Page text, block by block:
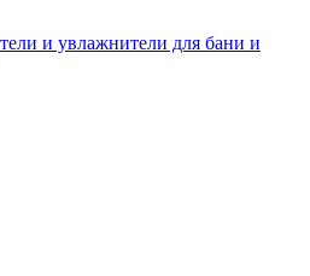
и увлажнители для бани и